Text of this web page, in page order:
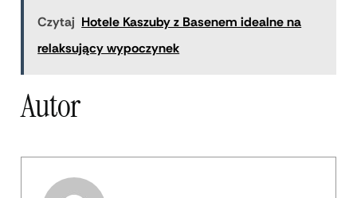
Czytaj Hotele Kaszuby z Basenem idealne na
relaksujący wypoczynek
Autor